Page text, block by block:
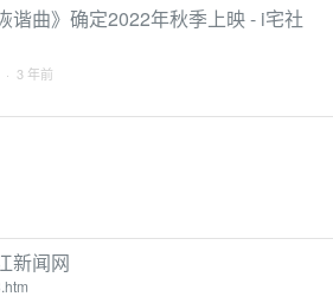
谐曲》确定2022年秋季上映 - i宅社
· 3 年前
新闻网